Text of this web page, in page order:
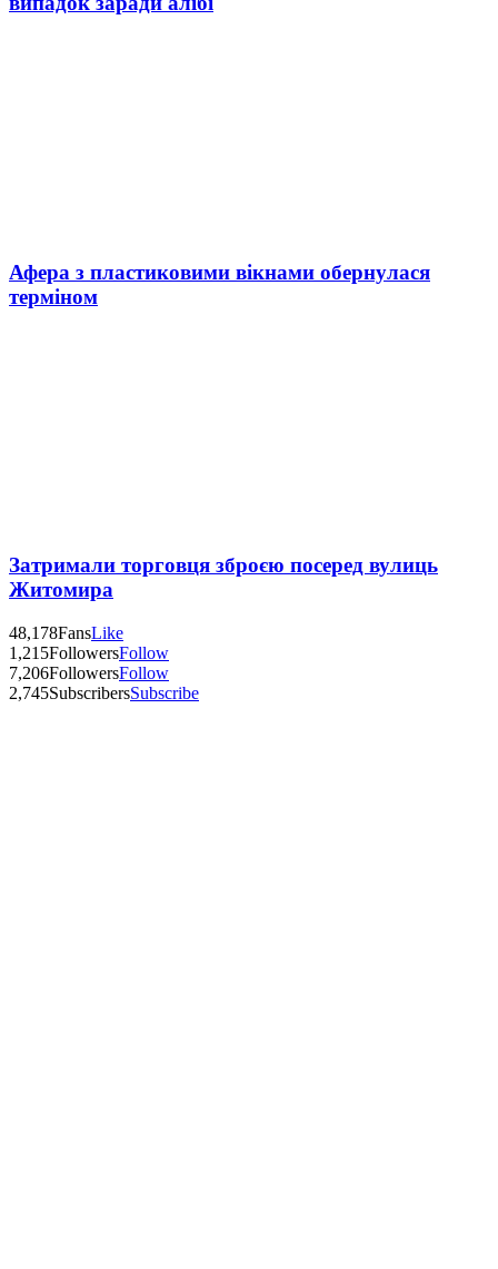
Афера з пластиковими вікнами обернулася
терміном
Затримали торговця зброєю посеред вулиць
Житомира
48,178FansLike
1,215FollowersFollow
7,206FollowersFollow
2,745SubscribersSubscribe